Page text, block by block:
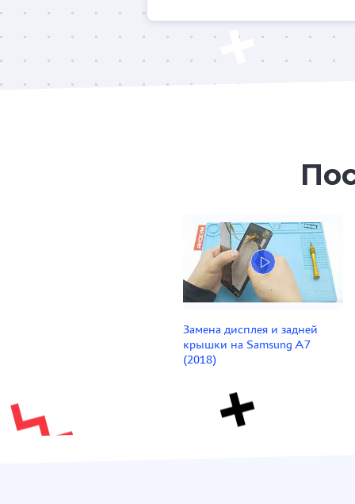
Замена дисплея и задней
крышки на Samsung A7
(2018)